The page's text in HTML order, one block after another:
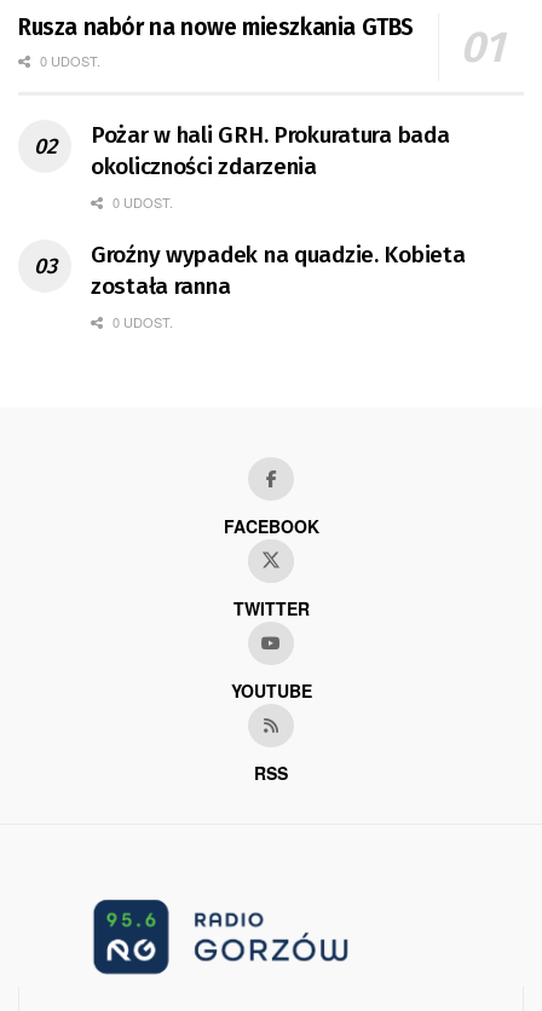
Rusza nabór na nowe mieszkania GTBS
0 UDOST.
Pożar w hali GRH. Prokuratura bada
okoliczności zdarzenia
0 UDOST.
Groźny wypadek na quadzie. Kobieta
została ranna
0 UDOST.
FACEBOOK
TWITTER
YOUTUBE
RSS